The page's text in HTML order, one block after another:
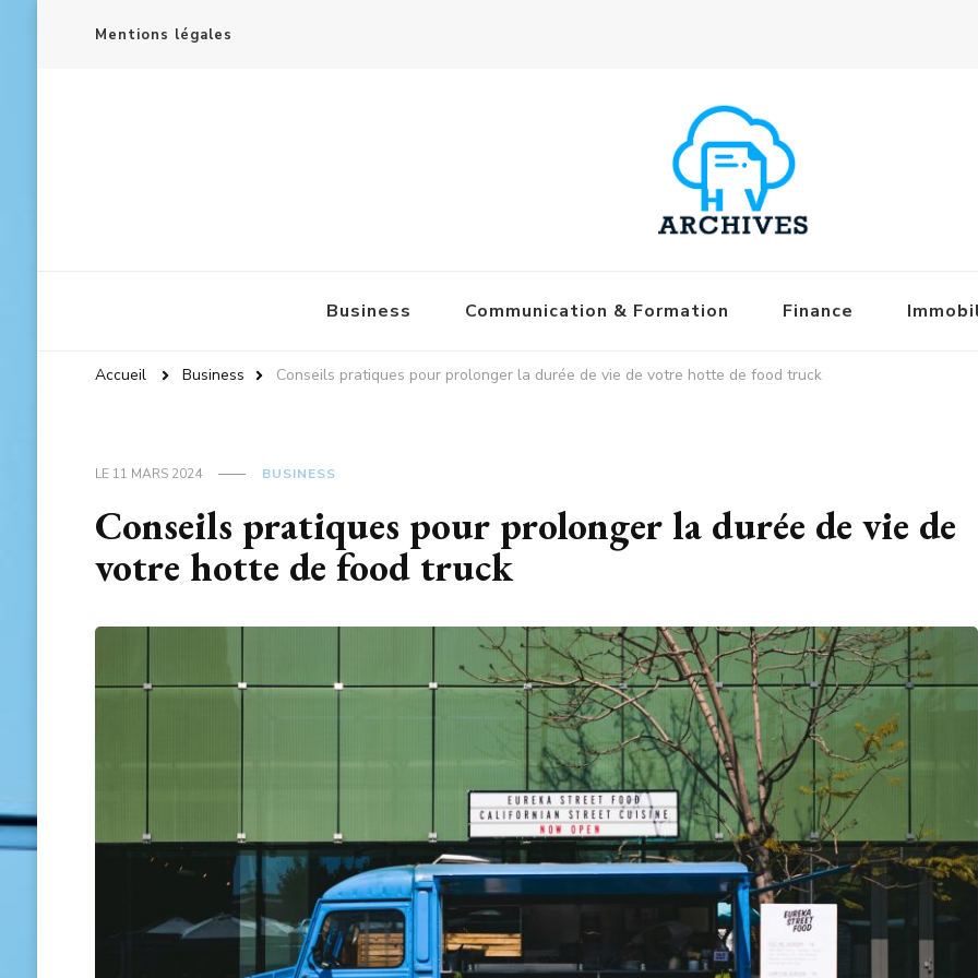
Mentions légales
Business Communication & Formation Finance
Accueil Business Conseils pratiques pour prolonger la durée de vie de votre hotte de food truck
LE 11 MARS 2024 BUSINESS
Conseils pratiques pour prolonger la durée de vie de
votre hotte de food truck